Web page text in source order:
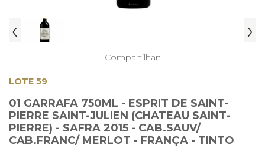
‹ ›
Compartilhar:
LOTE 59
01 GARRAFA 750ML - ESPRIT DE SAINT-
PIERRE SAINT-JULIEN (CHATEAU SAINT-
PIERRE) - SAFRA 2015 - CAB.SAUV/
CAB.FRANC/ MERLOT - FRANÇA - TINTO